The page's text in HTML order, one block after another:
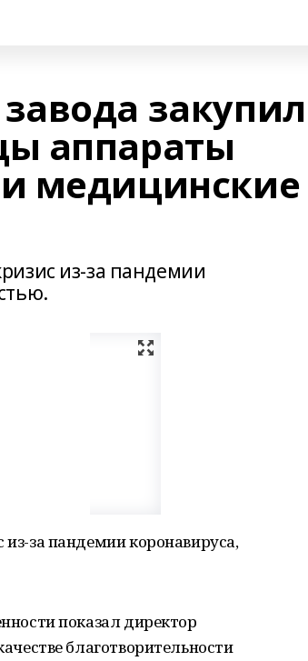
закупил
аппараты
медицинские
из-за пандемии
за пандемии коронавируса,
показал директор
благотворительности